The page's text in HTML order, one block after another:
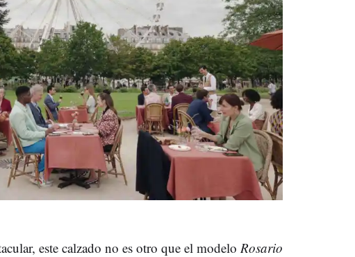
este calzado no es otro que el modelo Rosario